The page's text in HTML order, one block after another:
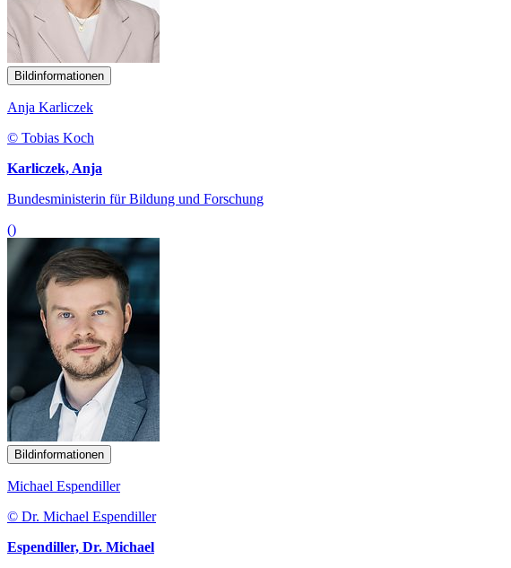
Bildinformationen
Anja Karliczek
© Tobias Koch
Karliczek, Anja
Bundesministerin für Bildung und Forschung
()
Bildinformationen
Michael Espendiller
© Dr. Michael Espendiller
Espendiller, Dr. Michael